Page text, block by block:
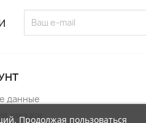
данные
заказов
Продолжая пользоваться